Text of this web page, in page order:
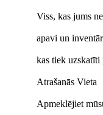
Viss, kas jums
apavi un
kas tiek
Atrašanās Vieta
Apmeklējiet